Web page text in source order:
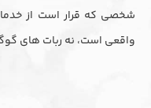
شخصی که قرار است از
واقعی است، نه ربات های